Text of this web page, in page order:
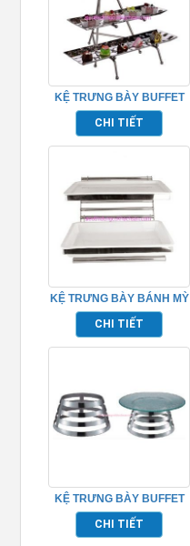
KỆ TRƯNG BÀY BUFFET
INOX 3 TẦNG – TP80024
CHI TIẾT
KỆ TRƯNG BÀY BÁNH MỲ
BUFFET TPZ-03117
CHI TIẾT
KỆ TRƯNG BÀY BUFFET
TRÒN – TPN7158
CHI TIẾT